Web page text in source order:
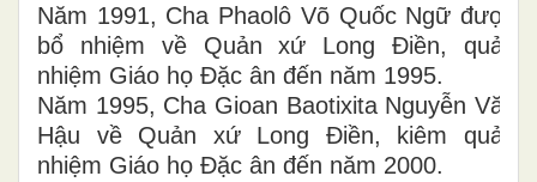
Năm 1991, Cha Phaolô Võ Quốc Ngữ được
bổ nhiệm về Quản xứ Long Điền, quản
nhiệm Giáo họ Đặc ân đến năm 1995.
Năm 1995, Cha Gioan Baotixita Nguyễn Văn
Hậu về Quản xứ Long Điền, kiêm quản
nhiệm Giáo họ Đặc ân đến năm 2000.